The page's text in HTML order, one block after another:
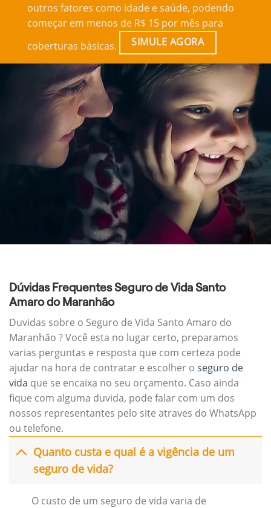
outros fatores como idade e saúde, podendo
começar em menos de R$ 15 por mês para
coberturas básicas.
SIMULE AGORA
Dúvidas Frequentes Seguro de Vida Santo
Amaro do Maranhão
Duvidas sobre o Seguro de Vida Santo Amaro do
Maranhão ? Você esta no lugar certo, preparamos
varias perguntas e resposta que com certeza pode
ajudar na hora de contratar e escolher o seguro de
vida que se encaixa no seu orçamento. Caso ainda
fique com alguma duvida, pode falar com um dos
nossos representantes pelo site atraves do WhatsApp
ou telefone.
Quanto custa e qual é a vigência de um
seguro de vida?
O custo de um seguro de vida varia de